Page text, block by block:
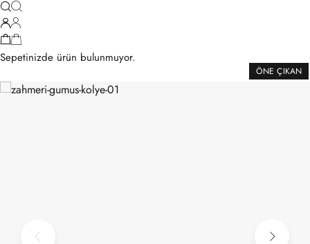
Sepetinizde ürün bulunmuyor.
ÖNE ÇIKAN